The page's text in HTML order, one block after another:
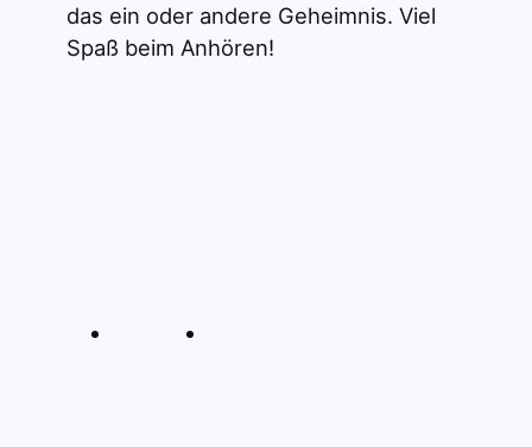
das ein oder andere Geheimnis. Viel
Spaß beim Anhören!